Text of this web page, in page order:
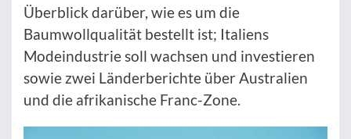
Überblick darüber, wie es um die
Baumwollqualität bestellt ist; Italiens
Modeindustrie soll wachsen und investieren
sowie zwei Länderberichte über Australien
und die afrikanische Franc-Zone.